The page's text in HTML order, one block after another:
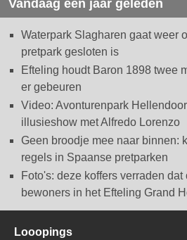
Vandaag een jaar geleden
Waterpark Slagharen gaat weer
pretpark gesloten is
Efteling houdt Baron 1898 twee
er gebeuren
Video: Avonturenpark
illusieshow met Alfredo Lorenzo
Geen broodje mee naar binnen:
regels in Spaanse pretparken
Foto's: deze koffers verraden
bewoners in het Efteling Grand
Looopings